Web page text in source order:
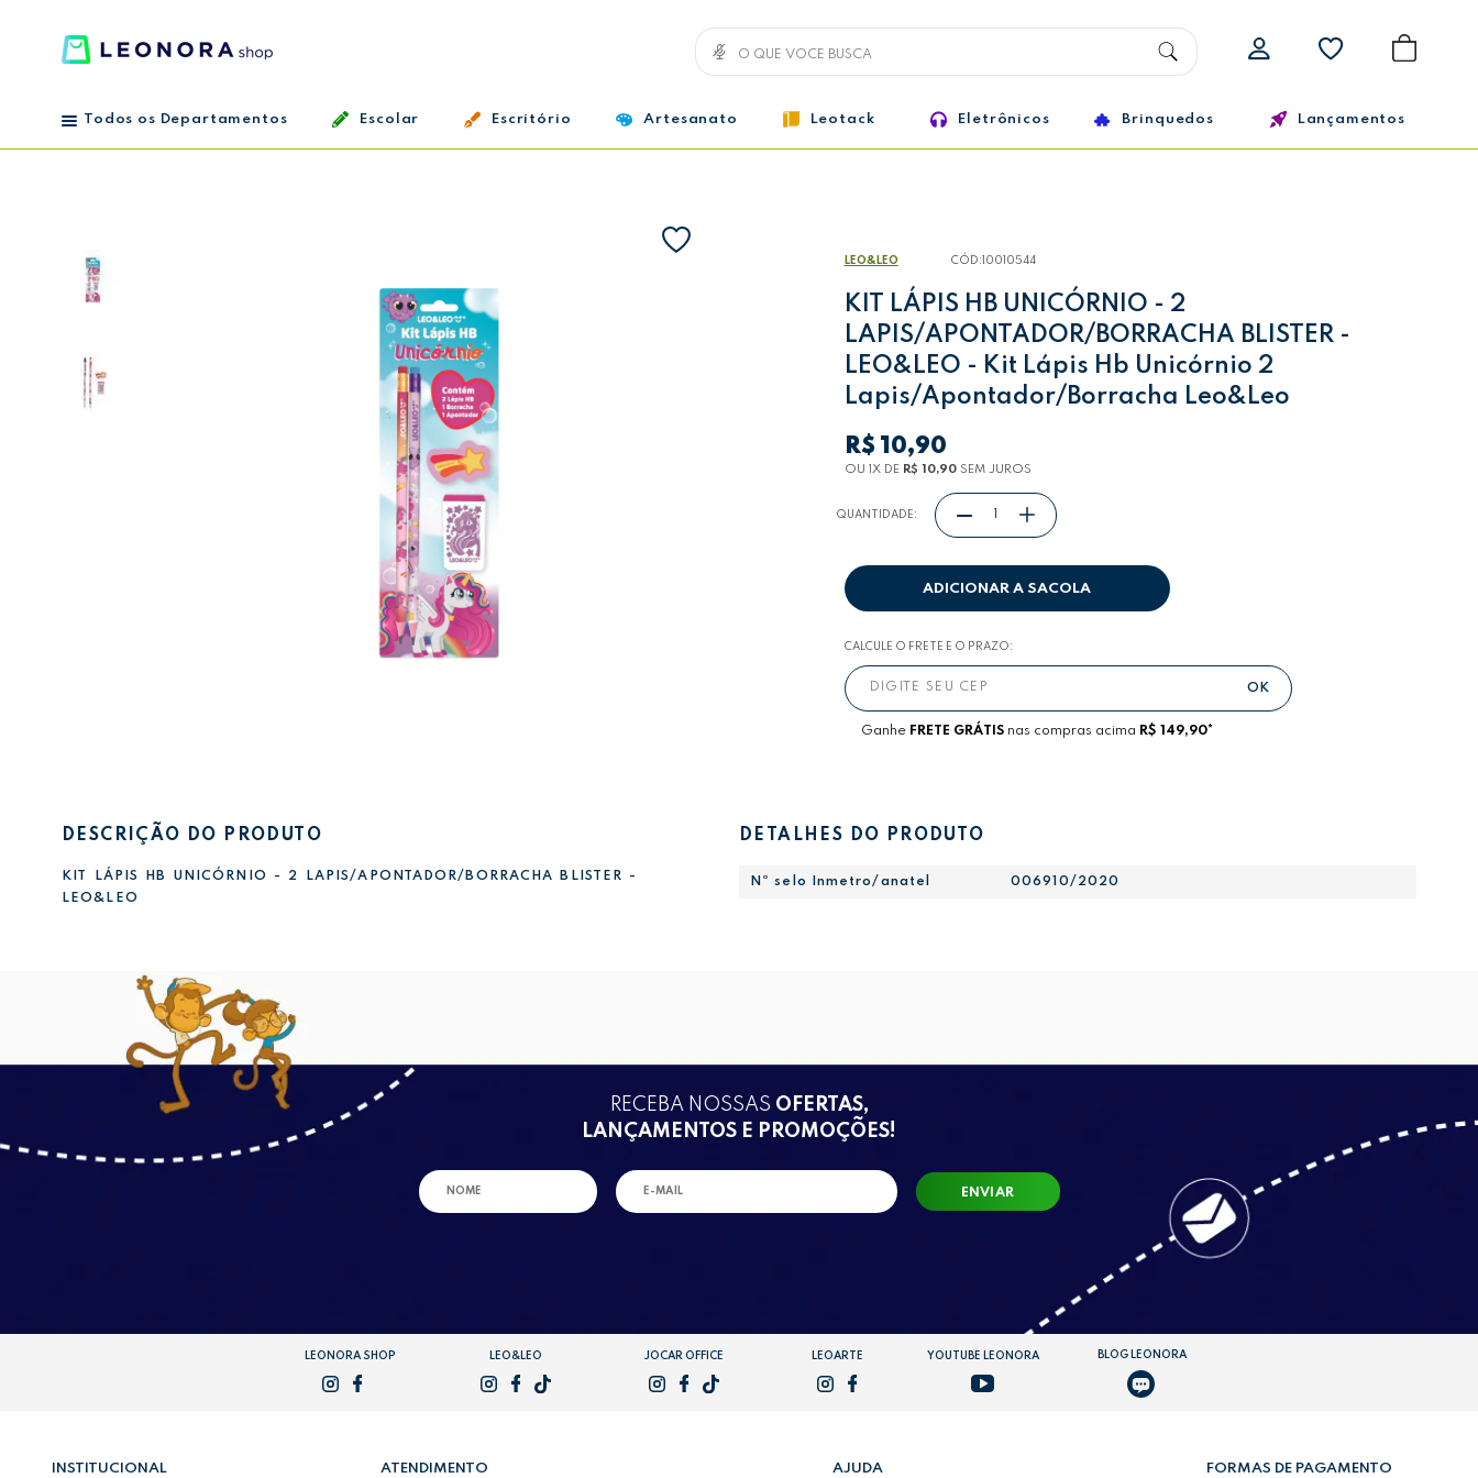
Todos os Departamentos Escolar Escritório Artesanato Leotack Eletrônicos Brinquedos Lançamentos
LEO&LEO CÓD: 10010544
KIT LÁPIS HB UNICÓRNIO - 2
LAPIS/APONTADOR/BORRACHA BLISTER -
LEO&LEO - Kit Lápis Hb Unicórnio 2
Lapis/Apontador/Borracha Leo&Leo
R$ 10,90
OU 1XDE R$ 10,90SEM JUROS
QUANTIDADE:
ADICIONAR A SACOLA
CALCULE O FRETE E O PRAZO:
Ganhe FRETE GRÁTISnas compras acima R$ 149,90*
DESCRIÇÃO DO PRODUTO
KIT LÁPIS HB UNICÓRNIO - 2 LAPIS/APONTADOR/BORRACHA BLISTER -
LEO&LEO
DETALHES DO PRODUTO
Nº selo Inmetro/anatel 006910/2020
RECEBA NOSSAS OFERTAS,
LANÇAMENTOS E PROMOÇÕES!
ENVIAR
LEONORA SHOP LEO&LEO JOCAR OFFICE LEOARTE YOUTUBE LEONORA BLOG LEONORA
INSTITUCIONAL ATENDIMENTO AJUDA FORMAS DE PAGAMENTO